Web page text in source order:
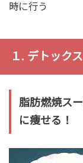
時に行う
１. デトック
脂肪燃焼ス
に痩せる！